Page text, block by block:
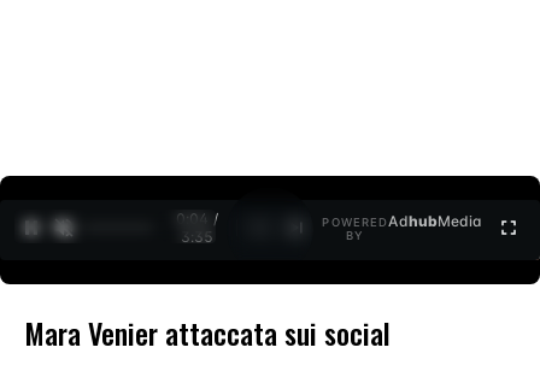
0:05 /
3:35
POWERED
BY
AdhubMedia
Mara Venier attaccata sui social